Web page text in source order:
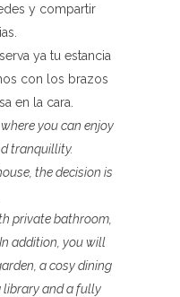
y compartir
ya tu estancia
con los brazos
en la cara.
you can enjoy
tranquillity.
the decision is
private bathroom,
addition, you will
a cosy dining
library and a fully